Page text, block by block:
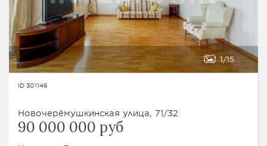
1 15
ID 301146
Новочерёмушкинская улица, 71/32
90 000 000 руб